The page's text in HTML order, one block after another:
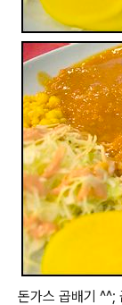
돈가스 곱배기 ^^;